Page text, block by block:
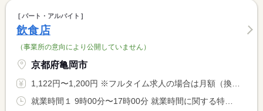
パート・アルバイト
飲食店
（事業所の意向により公開していません）
京都府亀岡市
1,122円〜1,200円 ※フルタイム求人の場合は月額（換算額）、パート求人の場合は時間額を表示しています。